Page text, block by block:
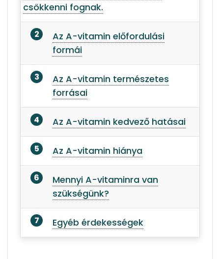
csökkenni fognak.
Az A-vitamin előfordulási
formái
Az A-vitamin természetes
forrásai
Az A-vitamin kedvező hatásai
Az A-vitamin hiánya
Mennyi A-vitaminra van
szükségünk?
Egyéb érdekességek